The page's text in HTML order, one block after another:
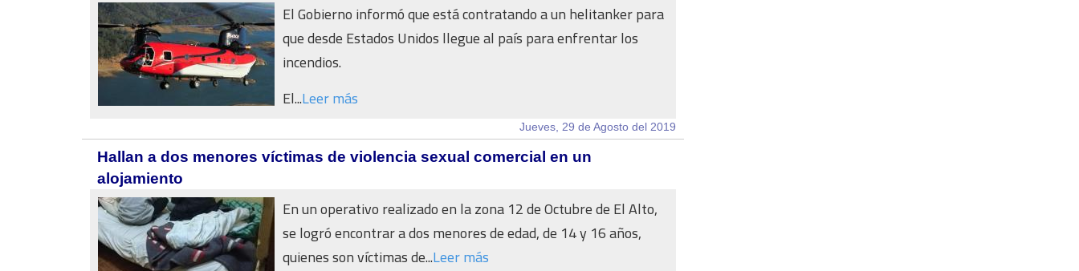
El Gobierno informó que está contratando a un helitanker para
que desde Estados Unidos llegue al país para enfrentar los
incendios.
El...Leer más
Jueves, 29 de Agosto del 2019
Hallan a dos menores víctimas de violencia sexual comercial en un
alojamiento
En un operativo realizado en la zona 12 de Octubre de El Alto,
se logró encontrar a dos menores de edad, de 14 y 16 años,
quienes son víctimas de...Leer más